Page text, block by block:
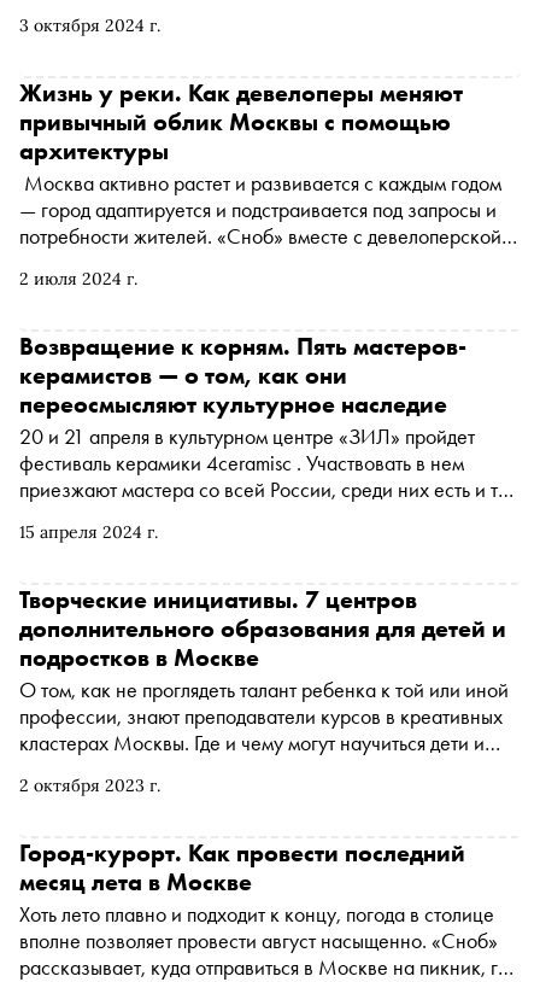
3 октября 2024 г.
визуальный код современной России и зачем дизайнеры
2 июля 2024 г.
Жизнь у реки. Как девелоперы меняют
привычный облик Москвы с помощью
архитектуры
Москва активно растет и развивается с каждым годом
— город адаптируется и подстраивается под запросы и
потребности жителей. «Сноб» вместе с девелоперской
лет изменился Даниловский район, на примере
15 апреля 2024 г.
Возвращение к корням. Пять мастеров-
керамистов — о том, как они
переосмысляют культурное наследие
20 и 21 апреля в культурном центре «ЗИЛ» пройдет
фестиваль керамики 4ceramisc . Участвовать в нем
приезжают мастера со всей России, среди них есть и те,
традициям русской культуры. «Сноб» спросил пятерых
национальным символам и как видят развитие
традиционных ремесел сегодня
2 октября 2023 г.
Творческие инициативы. 7 центров
дополнительного образования для детей и
подростков в Москве
О том, как не проглядеть талант ребенка к той или иной
профессии, знают преподаватели курсов в креативных
кластерах Москвы. Где и чему могут научиться дети и
Город-курорт. Как провести последний
месяц лета в Москве
Хоть лето плавно и подходит к концу, погода в столице
вполне позволяет провести август насыщенно. «Сноб»
рассказывает, куда отправиться в Москве на пикник, где